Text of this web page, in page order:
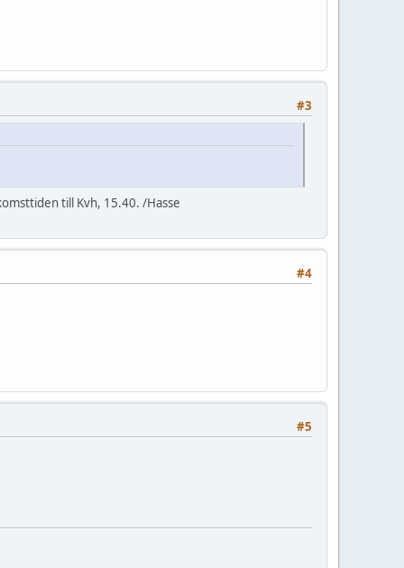
#3
till Kvh, 15.40. /Hasse
#4
#5